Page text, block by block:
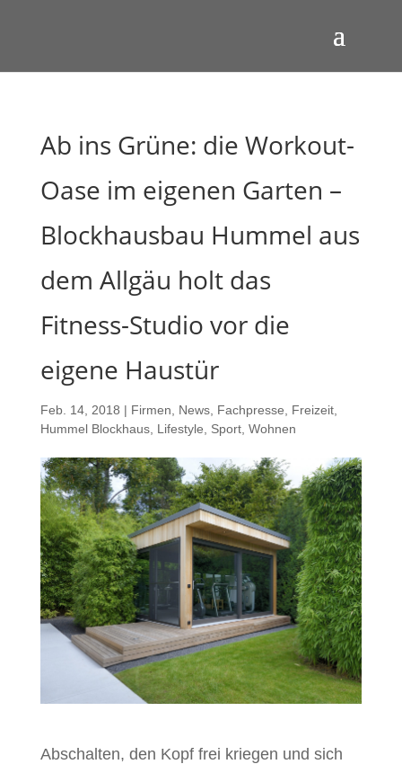
Ab ins Grüne: die Workout-
Oase im eigenen Garten –
Blockhausbau Hummel aus
dem Allgäu holt das
Fitness-Studio vor die
eigene Haustür
Feb. 14, 2018 | Firmen News, Fachpresse Freizeit,
Hummel Blockhaus, Lifestyle Sport, Wohnen
Abschalten, den Kopf frei kriegen und sich